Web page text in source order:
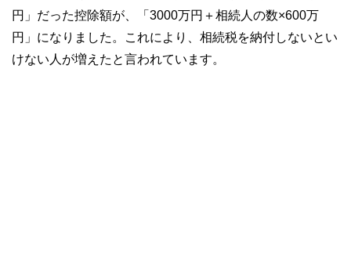
円」だった控除額が、「3000万円＋相続人の数×600万
円」になりました。これにより、相続税を納付しないとい
けない人が増えたと言われています。